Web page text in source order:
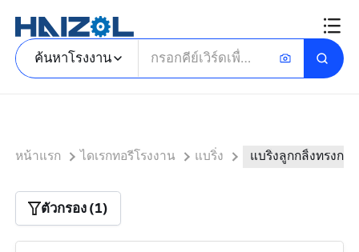
ค้นหาโรงงาน
หน้าแรก ไดเรกทอรีโรงงาน แบริ่ง แบริ่งลูกกลิ้งทรงกล
ตัวกรอง (1)